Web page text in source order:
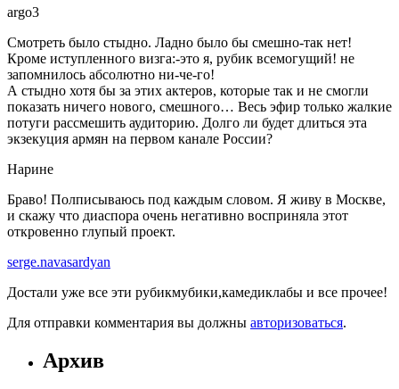
argo3
Смотреть было стыдно. Ладно было бы смешно-так нет!
Кроме иступленного визга:-это я, рубик всемогущий! не
запомнилось абсолютно ни-че-го!
А стыдно хотя бы за этих актеров, которые так и не смогли
показать ничего нового, смешного… Весь эфир только жалкие
потуги рассмешить аудиторию. Долго ли будет длиться эта
экзекуция армян на первом канале России?
Нарине
Браво! Полписываюсь под каждым словом. Я живу в Москве,
и скажу что диаспора очень негативно восприняла этот
откровенно глупый проект.
serge.navasardyan
Достали уже все эти рубикмубики,камедиклабы и все прочее!
Для отправки комментария вы должны авторизоваться.
Архив